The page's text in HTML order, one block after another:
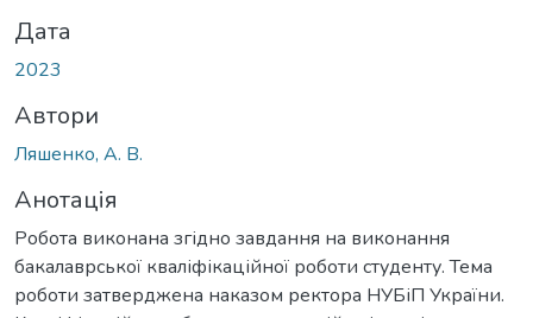
Дата
2023
Автори
Ляшенко, А. В.
Анотація
Робота виконана згідно завдання на виконання
бакалаврської кваліфікаційної роботи студенту. Тема
роботи затверджена наказом ректора НУБіП України.